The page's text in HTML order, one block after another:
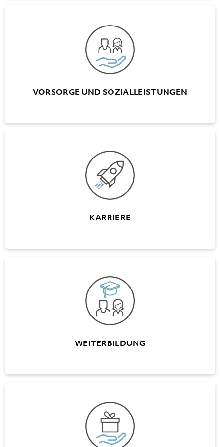
VORSORGE UND SOZIALLEISTUNGEN
Eigene Personalvorsorgestiftung
(ausgeschlossen A+W Luzern)
Vollumfängliche Prämienübernahme für die
BU/NBU-Versicherung durch AG
KARRIERE
Schweizweite Karrieremöglichkeiten
Mitarbeiter- und Entwicklungsgespräche
WEITERBILDUNG
Internes Weiterbildungs-Programm (A+W
Finanzierungsmodelle für externe
Diverse Vergünstigungen und Angebote in
verschiedenen Bereichen
Halbtax Abonnement